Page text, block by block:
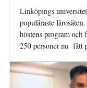
Linköpings
populäraste
höstens program och
250 personer nu fått